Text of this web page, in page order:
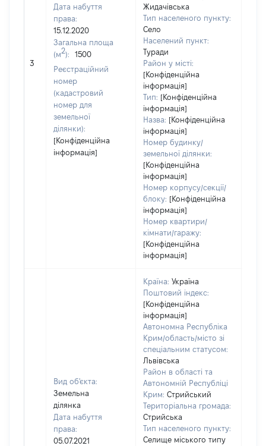
3
Дата набуття
права:
15.12.2020
Загальна площа
(м2):
1500
Реєстраційний
номер
(кадастровий
номер для
земельної
ділянки):
[Конфіденційна
інформація]
Жидачівська
Тип населеного пункту:
Село
Населений пункт:
Туради
Район у місті:
[Конфіденційна
інформація]
Тип: [Конфіденційна
інформація]
Назва: [Конфіденційна
інформація]
Номер будинку/
земельної ділянки:
[Конфіденційна
інформація]
Номер корпусу/секції/
блоку: [Конфіденційна
інформація]
Номер квартири/
кімнати/гаражу:
[Конфіденційна
інформація]
Вид об'єкта:
Земельна
ділянка
Дата набуття
права:
05.07.2021
Країна: Україна
Поштовий індекс:
[Конфіденційна
інформація]
Автономна Республіка
Крим/область/місто зі
спеціальним статусом:
Львівська
Район в області та
Автономній Республіці
Крим: Стрийський
Територіальна громада:
Стрийська
Тип населеного пункту:
Селище міського типу